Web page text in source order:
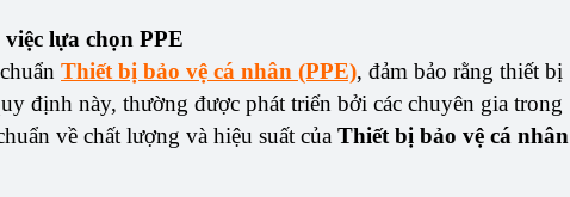
lựa chọn PPE
Thiết bị bảo vệ cá nhân (PPE), đảm bảo rằng thiết bị
định này, thường được phát triển bởi các chuyên gia trong
về chất lượng và hiệu suất của Thiết bị bảo vệ cá nhân